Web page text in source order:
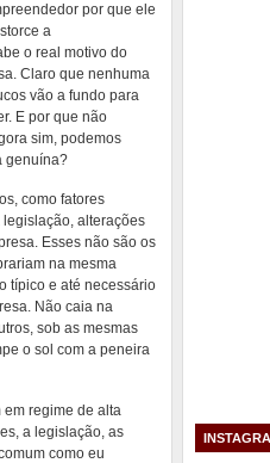
por que ele
a
o real motivo do
Claro que nenhuma
vão a fundo para
E por que não
sim, podemos
genuína?
como fatores
alterações
Esses não são os
na mesma
típico e até necessário
Não caia na
sob as mesmas
o sol com a peneira
em regime de alta
a legislação, as
como eu